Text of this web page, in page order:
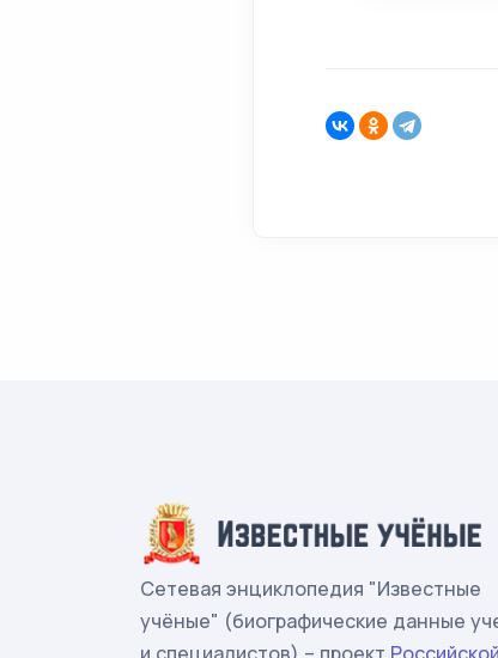
Сетевая энциклопедия "Известные
учёные" (биографические данные
и специалистов) – проект Российской